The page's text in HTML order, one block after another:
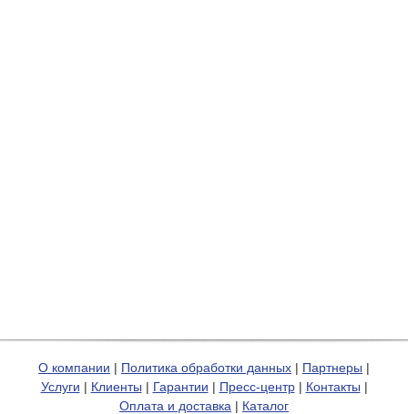
О компании | Политика обработки данных | Партнеры |
Услуги | Клиенты | Гарантии | Пресс-центр| Контакты |
Оплата и доставка | Каталог